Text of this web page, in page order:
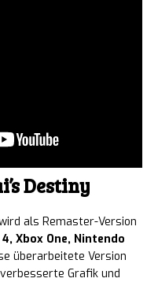
Destiny
als Remaster-Version
Xbox One, Nintendo
überarbeitete Version
Grafik und